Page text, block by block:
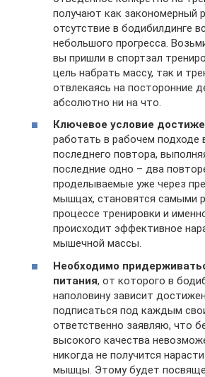
получают как закономерный
отсутствие в бодибилдинге
небольшого прогресса.
вы пришли в спортзал
цель набрать массу, так и
отвлекаясь на посторонние
абсолютно ни на что.
Ключевое условие
работать в рабочем подходе
последнего повтора,
последние одно – два
проделываемые уже через
мышцах, становятся самыми
процессе тренировки и
происходит эффективное
мышечной массы.
Необходимо
питания, от которого в
наполовину зависит
подписаться под каждым
ответственно заявляю, что
высокого качества
никогда не получится
мышцы. Этому будет